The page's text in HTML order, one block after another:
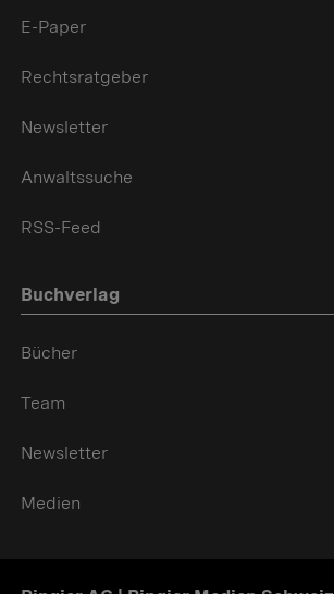
E-Paper
Rechtsratgeber
Newsletter
Anwaltssuche
RSS-Feed
Buchverlag
Bücher
Team
Newsletter
Medien